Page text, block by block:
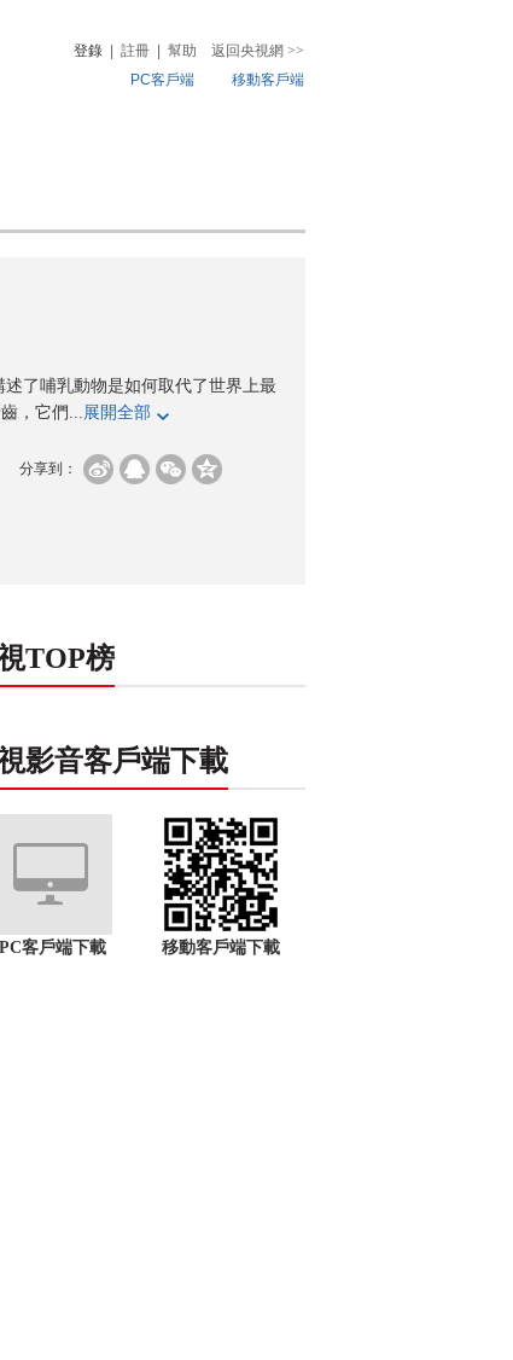
登錄 註冊 幫助 返回央視網 >>
PC客戶端
移動客戶端
了哺乳動物是如何取代了世界上最
，它們...展開全部
分享到：
TOP榜
影音客戶端下載
PC客戶端下載 移動客戶端下載